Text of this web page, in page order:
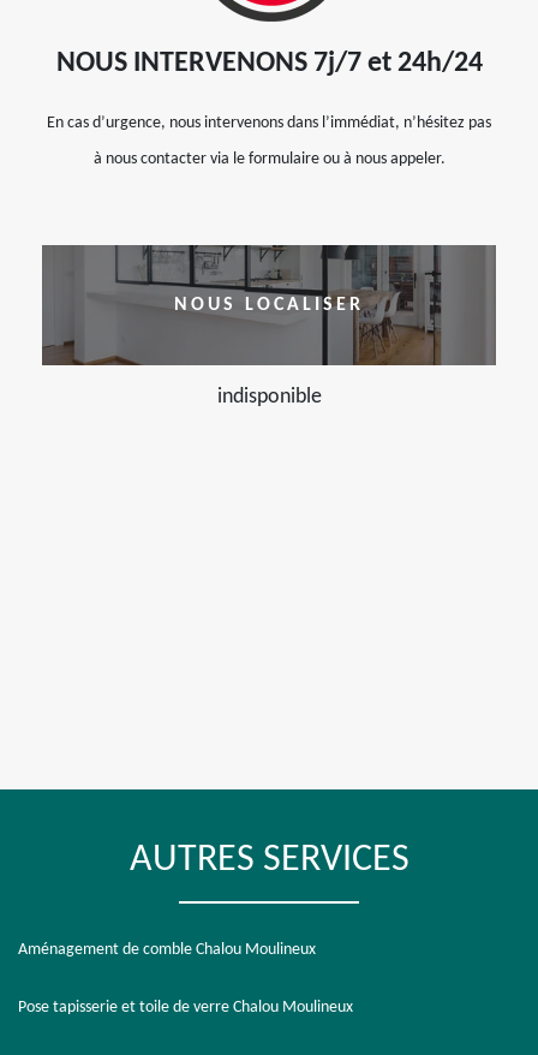
NOUS INTERVENONS 7j/7 et 24h/24
En cas d’urgence, nous intervenons dans l’immédiat, n’hésitez pas
à nous contacter via le formulaire ou à nous appeler.
NOUS LOCALISER
indisponible
AUTRES SERVICES
Aménagement de comble Chalou Moulineux
Pose tapisserie et toile de verre Chalou Moulineux